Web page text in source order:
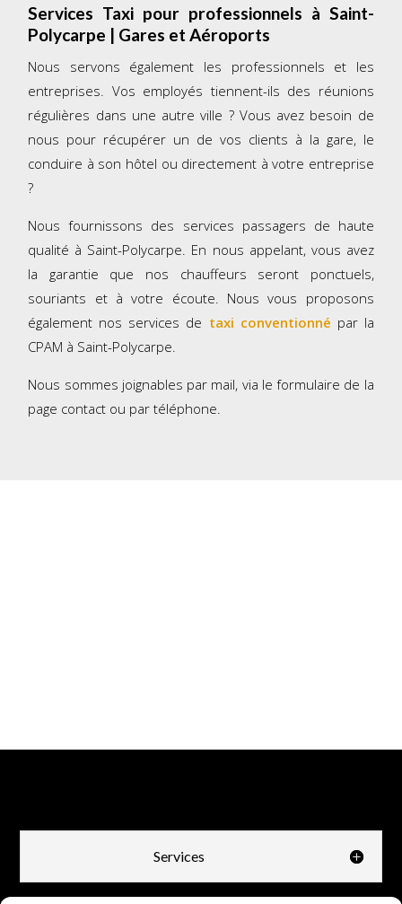
Services Taxi pour professionnels à Saint-
Polycarpe | Gares et Aéroports
Nous servons également les professionnels et les
entreprises. Vos employés tiennent-ils des réunions
régulières dans une autre ville ? Vous avez besoin de
nous pour récupérer un de vos clients à la gare, le
conduire à son hôtel ou directement à votre entreprise
?
Nous fournissons des services passagers de haute
qualité à Saint-Polycarpe. En nous appelant, vous avez
la garantie que nos chauffeurs seront ponctuels,
souriants et à votre écoute. Nous vous proposons
également nos services de taxi conventionné par la
CPAM à Saint-Polycarpe.
Nous sommes joignables par mail, via le formulaire de la
page contact ou par téléphone.
Services